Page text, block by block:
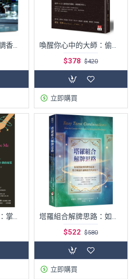
史上最簡單！精油調香聖經：日本首席大師教你平衡五大香階，新手、老手都能調出獨特、完美香氛！
喚醒你心中的大師：偷學48位大師精進的藝術，做個厲害的人
$378 $420
立即購買
塔羅占卜實戰指南：掌握關鍵解牌技巧，從新手走向專業占卜師的祕笈
塔羅組合解牌思路：如何將抽到的牌串起來，整合解讀出邏輯連貫的訊息？
$522 $580
立即購買